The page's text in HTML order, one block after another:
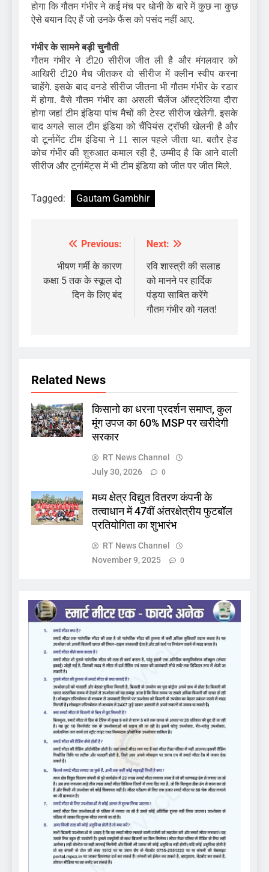
होगा कि गौतम गंभीर ने कई मंच पर धोनी के बारे में कुछ ना कुछ
ऐसे बयान दिए हैं जो उनके फैंस को पसंद नहीं आए.
गंभीर के सामने बड़ी चुनौती
गौतम गंभीर ने टी20 सीरीज जीत ली है और मंगलवार को
आखिरी टी20 मैच जीतकर वो सीरीज में क्लीन स्वीप करना
चाहेंगे. इसके बाद वनडे सीरीज जीतना भी गौतम गंभीर के रडार
में होगा. वैसे गौतम गंभीर का असली चैलेंज ऑस्ट्रेलिया दौरा
होगा जहां टीम इंडिया पांच मैचों की टेस्ट सीरीज खेलेगी. इसके
बाद अगले साल टीम इंडिया को चैंपियंस ट्रॉफी खेलनी है और
वो टूर्नामेंट टीम इंडिया ने 11 साल पहले जीता था. बतौर हेड
कोच गंभीर की शुरुआत कमाल रही है, उम्मीद है कि आने वाली
सीरीज और टूर्नामेंट्स में भी टीम इंडिया को जीत पर जीत मिले.
Tagged: Gautam Gambhir
Post
navigation
Previous:
भीषण गर्मी के कारण
कक्षा 5 तक के स्कूल दो
दिन के लिए बंद
Next:
रवि शास्त्री की सलाह
को मानने पर हार्दिक
पंड्या साबित करेंगे
गौतम गंभीर को गलत!
Related News
किसानो का धरना प्रदर्शन समाप्त, कुल
मूंग उपज का 60% MSP पर खरीदेगी
सरकार
RT News Channel
July 30, 2026
0
मध्य क्षेत्र विद्युत वितरण कंपनी के
तत्वाधान में 47वीं अंतरक्षेत्रीय फुटबॉल
प्रतियोगिता का शुभारंभ
RT News Channel
November 9, 2025
0